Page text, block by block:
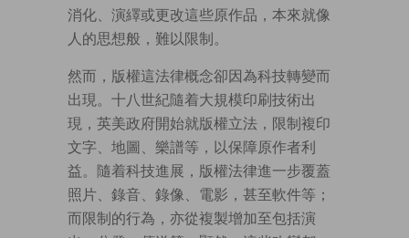
消化、演繹或更改這些原作品，本來就像
人的思想般，難以限制。
然而，版權這法律概念卻因為科技轉變而
出現。十八世紀隨着大規模印刷技術出
現，英美政府開始就版權立法，限制複印
文字、地圖、樂譜等，以保障原作者利
益。隨着科技進展，版權法律進一步覆蓋
照片、錄音、錄像、電影，甚至軟件等；
而限制的行為，亦從複製增加至包括演